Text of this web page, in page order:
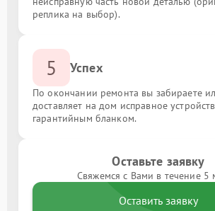
реплика на выбор).
5 Успех
По окончании ремонта вы забираете
доставляет на дом исправное
гарантийным бланком.
Оставьте заявку
Свяжемся с Вами в течение 5
Оставить заявку